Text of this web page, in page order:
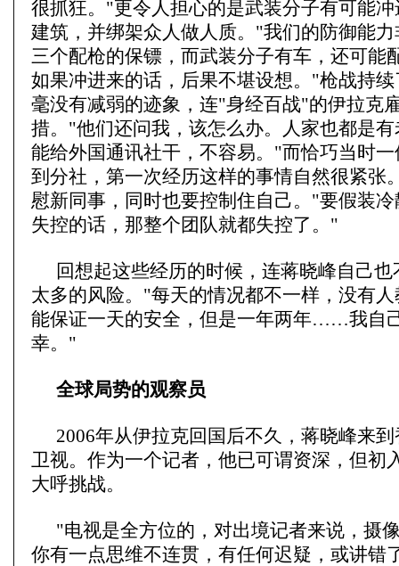
很抓狂。"更令人担心的是武装分子有可能
建筑，并绑架众人做人质。"我们的防御能
三个配枪的保镖，而武装分子有车，还可能
如果冲进来的话，后果不堪设想。"枪战持
毫没有减弱的迹象，连"身经百战"的伊拉克
措。"他们还问我，该怎么办。人家也都是
能给外国通讯社干，不容易。"而恰巧当时
到分社，第一次经历这样的事情自然很紧张
慰新同事，同时也要控制住自己。"要假装
失控的话，那整个团队就都失控了。"
回想起这些经历的时候，连蒋晓峰自己
太多的风险。"每天的情况都不一样，没有
能保证一天的安全，但是一年两年……我自
幸。"
全球局势的观察员
2006年从伊拉克回国后不久，蒋晓峰来
卫视。作为一个记者，他已可谓资深，但初
大呼挑战。
"电视是全方位的，对出境记者来说，摄
你有一点思维不连贯，有任何迟疑，或讲错